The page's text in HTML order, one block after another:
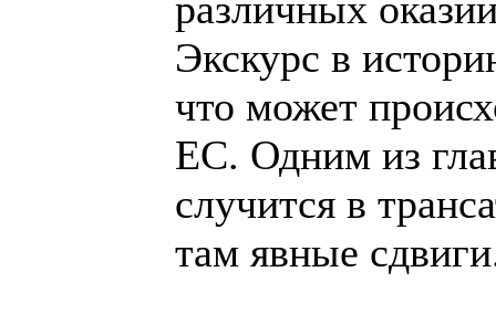
Экскурс в
что может
ЕС. Одним из
случится в
там явные